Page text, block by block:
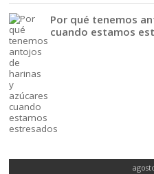
Por qué tenemos
cuando estamos